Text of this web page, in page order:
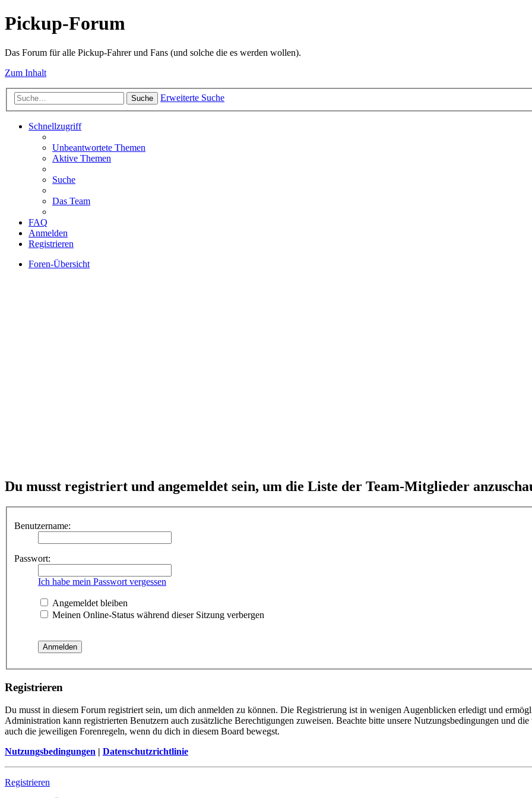
Pickup-Forum
Das Forum für alle Pickup-Fahrer und Fans (und solche die es werden wollen).
Zum Inhalt
Suche Erweiterte Suche
Schnellzugriff
Unbeantwortete Themen
Aktive Themen
Suche
Das Team
FAQ
Anmelden
Registrieren
Foren-Übersicht
Du musst registriert und angemeldet sein, um die Liste der Team-Mitglieder
Benutzername:
Passwort:
Ich habe mein Passwort vergessen
Angemeldet bleiben
Meinen Online-Status während dieser Sitzung verbergen
Registrieren
Du musst in diesem Forum registriert sein, um dich anmelden zu können. Die Registrierung ist in wenigen Augenblicken erledigt und
Administration kann registrierten Benutzern auch zusätzliche Berechtigungen zuweisen. Beachte bitte unsere Nutzungsbedingungen und
auch die jeweiligen Forenregeln, wenn du dich in diesem Board bewegst.
Nutzungsbedingungen | Datenschutzrichtlinie
Registrieren